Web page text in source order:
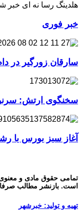
هلدینگ رسا نه ای خبر
خبر فوری
سارقان زورگیر در
سخنگوی ارتش: سرنوشت ۳ خلبان ما هنوز
آغاز سبز بورس با رشد ۱۱۰ هزار واحدی
تمامی حقوق مادی و
است. بازنشر مطالب
تهیه و تولید: خبرشهر